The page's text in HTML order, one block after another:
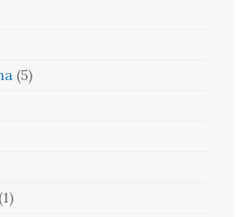
(5)
(1)